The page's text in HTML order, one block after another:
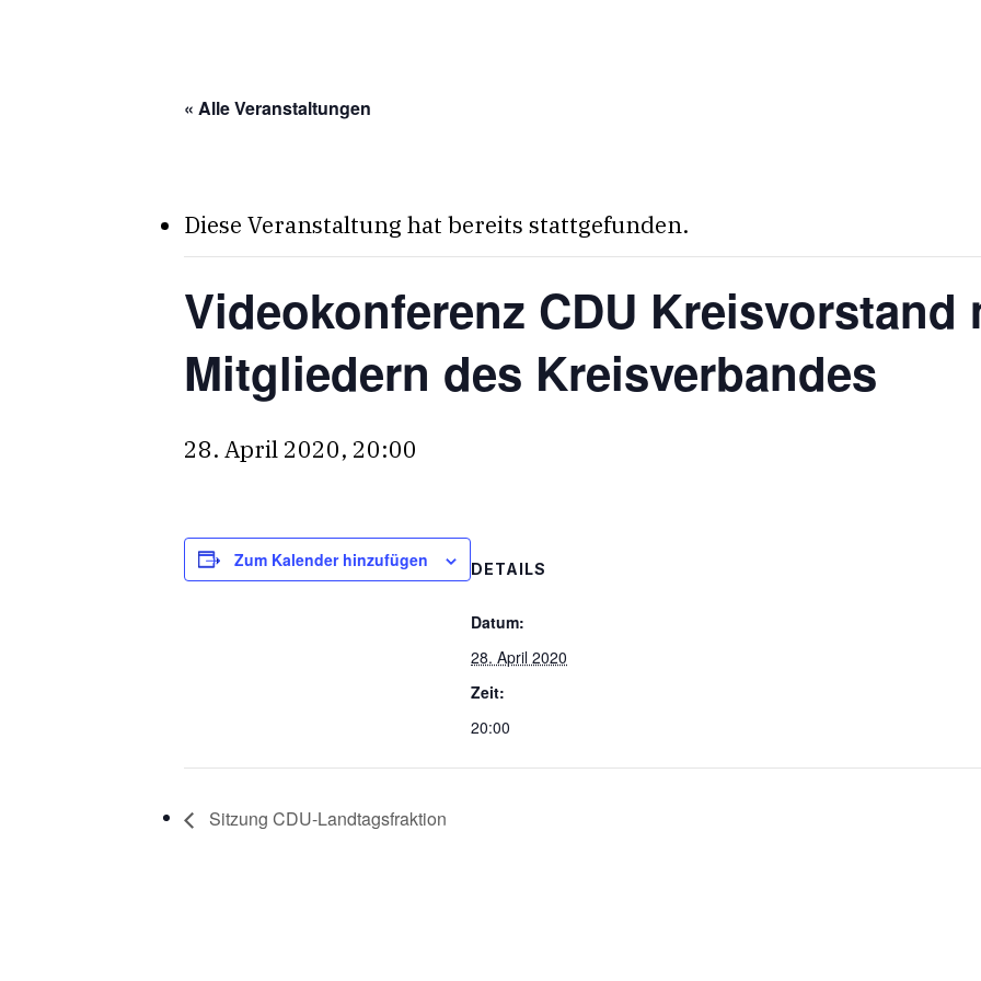
« Alle Veranstaltungen
Diese Veranstaltung hat bereits stattgefunden.
Videokonferenz CDU Kreisvorstand
Mitgliedern des Kreisverbandes
28. April 2020, 20:00
Zum Kalender hinzufügen DETAILS
Datum:
28. April 2020
Zeit:
20:00
Sitzung CDU-Landtagsfraktion